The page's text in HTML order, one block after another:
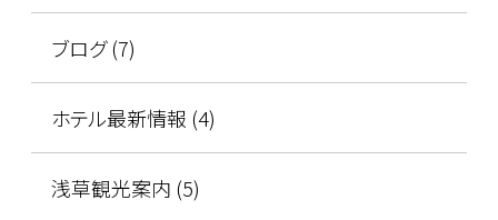
ブログ (7)
ホテル最新情報 (4)
浅草観光案内 (5)